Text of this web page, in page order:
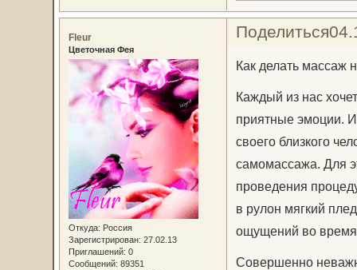
Поделиться
Fleur
Цветочная Фея
Откуда: Россия
Зарегистрирован: 27.02.13
Приглашений: 0
Сообщений: 89351
Как делать массаж
Каждый из нас
приятные эмоции.
своего близкого
самомассажа. Для
проведения
в рулон мягкий
ощущений во время
Совершенно